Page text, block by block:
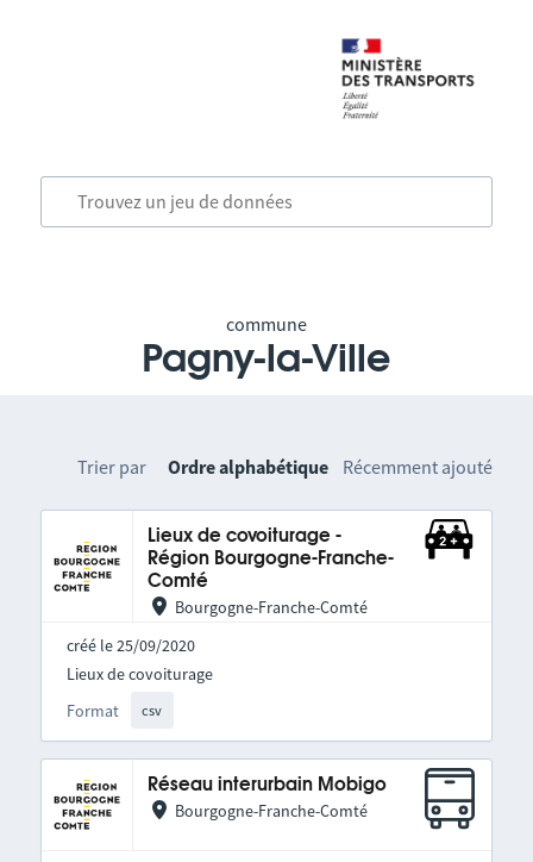
commune
Pagny-la-Ville
Trier par Ordre alphabétique Récemment ajouté
Lieux de covoiturage -
Région Bourgogne-Franche-
Comté
Bourgogne-Franche-Comté
créé le 25/09/2020
Format csv
Lieux de covoiturage
Réseau interurbain Mobigo
Bourgogne-Franche-Comté